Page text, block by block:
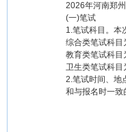
2026年河南郑
(一)笔试
1.笔试科目。本
综合类笔试科
教育类笔试科
卫生类笔试科
2.笔试时间、地
和与报名时一致